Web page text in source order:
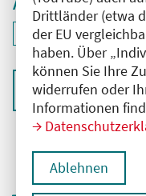
Drittländer (etwa
der EU
haben. Über
können Sie Ihre
widerrufen oder
Informationen
Ablehnen
Filter
ID: ANT-2500136
Sortieren nach